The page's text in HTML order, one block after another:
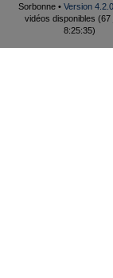
Sorbonne • Version 4.2.0
vidéos disponibles (67
8:25:35)